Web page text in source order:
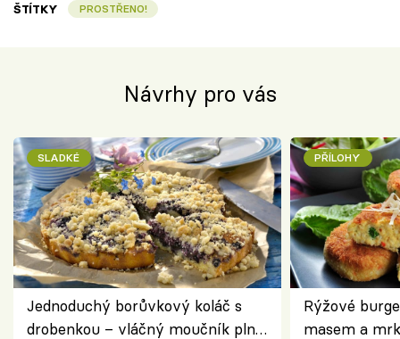
ŠTÍTKY PROSTŘENO!
Návrhy pro vás
SLADKÉ
Jednoduchý borůvkový koláč s
drobenkou – vláčný moučník plný
PŘÍLOHY
Rýžové
masem a